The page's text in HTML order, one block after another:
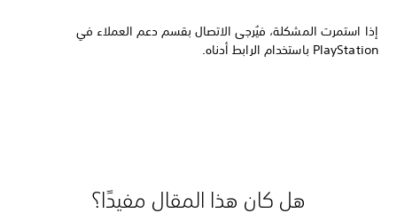
إذا استمرت المشكلة، فيُرجى الاتصال بقسم دعم العملاء في
PlayStation باستخدام الرابط أدناه.
هل كان هذا المقال مفيدًا؟